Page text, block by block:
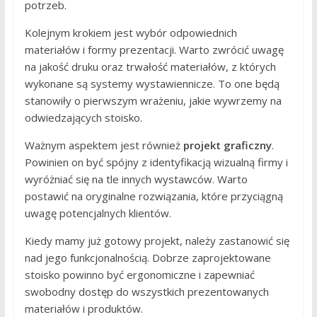
potrzeb.
Kolejnym krokiem jest wybór odpowiednich
materiałów i formy prezentacji. Warto zwrócić uwagę
na jakość druku oraz trwałość materiałów, z których
wykonane są systemy wystawiennicze. To one będą
stanowiły o pierwszym wrażeniu, jakie wywrzemy na
odwiedzających stoisko.
Ważnym aspektem jest również projekt graficzny.
Powinien on być spójny z identyfikacją wizualną firmy i
wyróżniać się na tle innych wystawców. Warto
postawić na oryginalne rozwiązania, które przyciągną
uwagę potencjalnych klientów.
Kiedy mamy już gotowy projekt, należy zastanowić się
nad jego funkcjonalnością. Dobrze zaprojektowane
stoisko powinno być ergonomiczne i zapewniać
swobodny dostęp do wszystkich prezentowanych
materiałów i produktów.